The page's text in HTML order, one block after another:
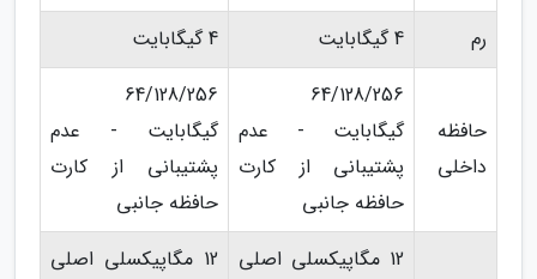
رم
4 گیگابایت 4 گیگابایت
حافظه
داخلی
64/128/256
گیگابایت - عدم
پشتیبانی از کارت
حافظه جانبی
64/128/256
گیگابایت - عدم
پشتیبانی از کارت
حافظه جانبی
12 مگاپیکسلی اصلی
12 مگاپیکسلی اصلی